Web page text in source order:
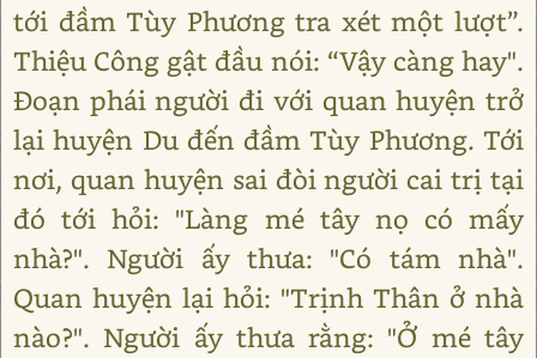
tới đầm Tùy Phương tra xét một lượt”.
Thiệu Công gật đầu nói: “Vậy càng hay".
Đoạn phái người đi với quan huyện trở
lại huyện Du đến đầm Tùy Phương. Tới
nơi, quan huyện sai đòi người cai trị tại
đó tới hỏi: "Làng mé tây nọ có mấy
nhà?". Người ấy thưa: "Có tám nhà".
Quan huyện lại hỏi: "Trịnh Thân ở nhà
nào?". Người ấy thưa rằng: "Ở mé tây